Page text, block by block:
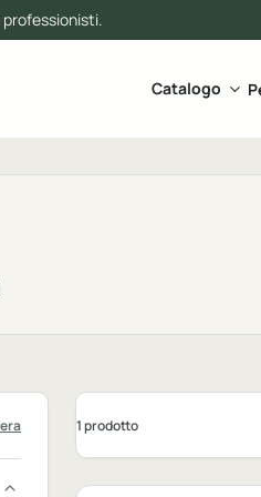
Catalogo
1 prodotto
Personalizzabile